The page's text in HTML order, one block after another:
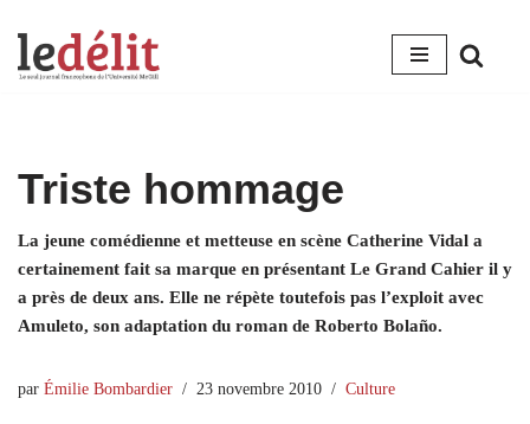
Aller
Triste hommage
La jeune comédienne et metteuse en scène Catherine Vidal a
certainement fait sa marque en présentant Le Grand Cahier il y
a près de deux ans. Elle ne répète toutefois pas l’exploit avec
Amuleto, son adaptation du roman de Roberto Bolaño.
par Émilie Bombardier 23 novembre 2010 Culture